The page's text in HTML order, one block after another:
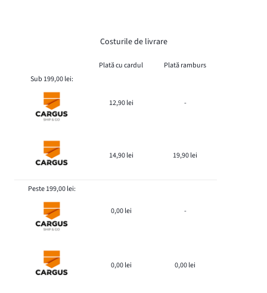
Costurile de livrare
Plată cu cardul
Plată ramburs
Sub 199,00 lei:
12,90 lei -
14,90 lei 19,90 lei
Peste 199,00 lei:
0,00 lei -
0,00 lei 0,00 lei